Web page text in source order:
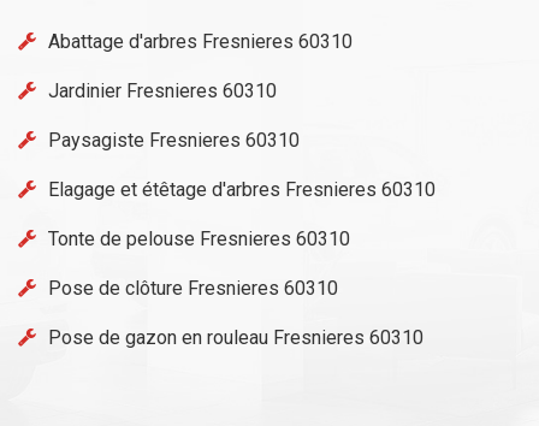
Abattage d'arbres Fresnieres 60310
Jardinier Fresnieres 60310
Paysagiste Fresnieres 60310
Elagage et étêtage d'arbres Fresnieres 60310
Tonte de pelouse Fresnieres 60310
Pose de clôture Fresnieres 60310
Pose de gazon en rouleau Fresnieres 60310